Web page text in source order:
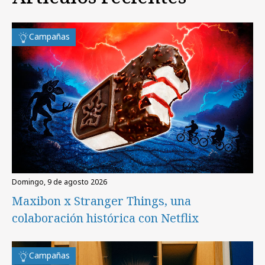
Campañas
domingo, 9 de agosto 2026
Maxibon x Stranger Things, una
colaboración histórica con Netflix
Campañas